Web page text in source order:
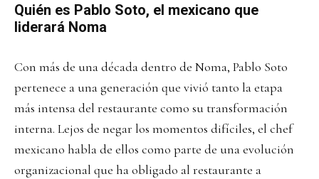
Quién es Pablo Soto, el mexicano que
liderará Noma
Con más de una década dentro de Noma, Pablo Soto
pertenece a una generación que vivió tanto la etapa
más intensa del restaurante como su transformación
interna. Lejos de negar los momentos difíciles, el chef
mexicano habla de ellos como parte de una evolución
organizacional que ha obligado al restaurante a